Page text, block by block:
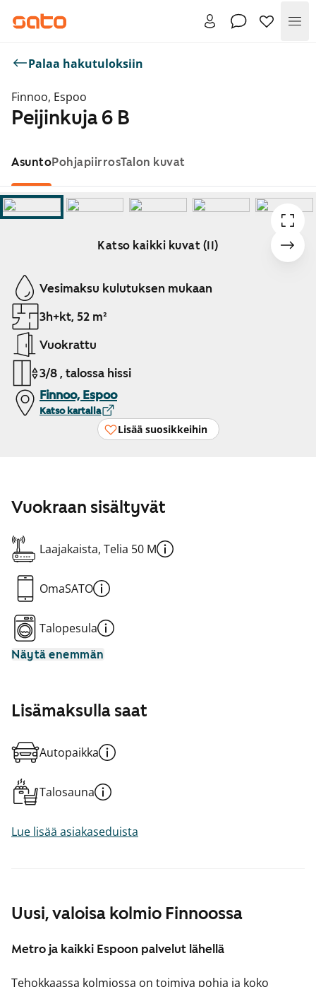
Palaa hakutuloksiin
Finnoo, Espoo
Peijinkuja 6 B
AsuntoPohjapiirrosTalon kuvat
Katso kaikki kuvat (11)
Näytetään dia 1 / 11
Vesimaksu kulutuksen mukaan
3h+kt, 52 m²
Vuokrattu
3/8 , talossa hissi
Finnoo, Espoo
Katso kartalla
Lisää suosikkeihin
Uusi, valoisa kolmio Finnoossa
Metro ja kaikki Espoon palvelut lähellä
Tehokkaassa kolmiossa on toimiva pohja ja koko
Vuokraan sisältyvät
Laajakaista, Telia 50 M
OmaSATO
Talopesula
Näytä enemmän
Lisämaksulla saat
Autopaikka
Talosauna
Lue lisää asiakaseduista